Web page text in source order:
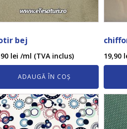
bej
lei /ml (TVA inclus)
ADAUGĂ ÎN COȘ
19,90